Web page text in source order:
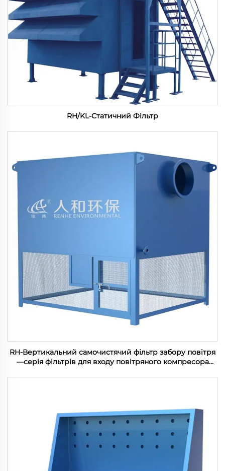
RH/KL-Статичний Фільтр
RH-Вертикальний самочистячий фільтр забору повітря
—серія фільтрів для входу повітряного компресора